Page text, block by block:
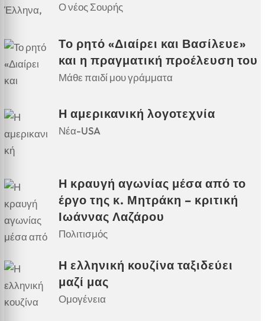
Ο νέος Σουρής
Το ρητό «Διαίρει και Βασίλευε»
και η πραγματική προέλευση του
Μάθε παιδί μου γράμματα
Η αμερικανική λογοτεχνία
Νέα-USA
Η κραυγή αγωνίας μέσα από το
έργο της κ. Μητράκη – κριτική
Ιωάννας Λαζάρου
Πολιτισμός
Η ελληνική κουζίνα ταξιδεύει
μαζί μας
Ομογένεια